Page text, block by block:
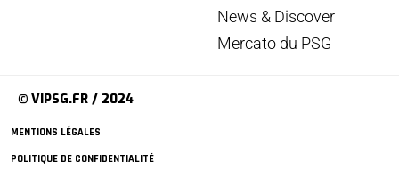
News & Discover
Mercato du PSG
© VIPSG.FR / 2024
MENTIONS LÉGALES
POLITIQUE DE CONFIDENTIALITÉ